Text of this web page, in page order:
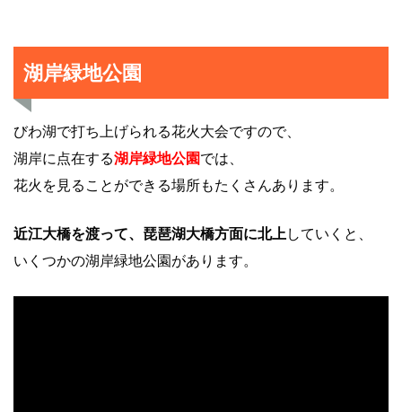
湖岸緑地公園
びわ湖で打ち上げられる花火大会ですので、
湖岸に点在する湖岸緑地公園では、
花火を見ることができる場所もたくさんあります。
近江大橋を渡って、琵琶湖大橋方面に北上 していくと、
いくつかの湖岸緑地公園があります。